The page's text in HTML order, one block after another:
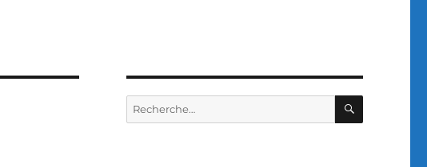
Recherche
pour :